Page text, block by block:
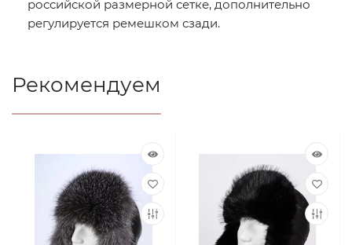
российской размерной сетке, дополнительно
регулируется ремешком сзади.
Рекомендуем